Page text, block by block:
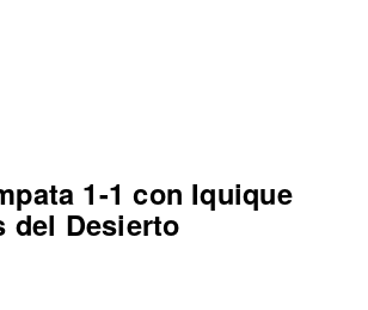
1-1 con Iquique
del Desierto